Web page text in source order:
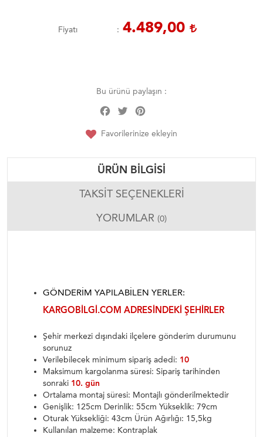
Fiyatı 4.489,00
Bu ürünü paylaşın :
Facebook
Twitter
Favorilerinize ekleyin
ÜRÜN BILGISI
TAKSIT SEÇENEKLERI
YORUMLAR (0)
GÖNDERIM YAPILABILEN YERLER:
KARGOBILGI.COM ADRESINDEKI ŞEHIRLER
Şehir merkezi dışındaki ilçelere gönderim durumunu
sorunuz
Verilebilecek minimum sipariş adedi: 10
Maksimum kargolanma süresi: Sipariş tarihinden
sonraki 10. gün
Ortalama montaj süresi: Montajlı gönderilmektedir
Genişlik: 125cm Derinlik: 55cm Yükseklik: 79cm
Oturak Yüksekliği: 43cm Ürün Ağırlığı: 15,5kg
Kullanılan malzeme: Kontraplak